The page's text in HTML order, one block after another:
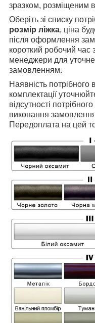
зразком, розміщеним
Оберіть зі списку
розмір ліжка, ціна
після оформлення
короткий робочий час
менеджери для
замовленням.
Наявність потрібного
комплектації
відсутності
виконання
Передоплата на цей